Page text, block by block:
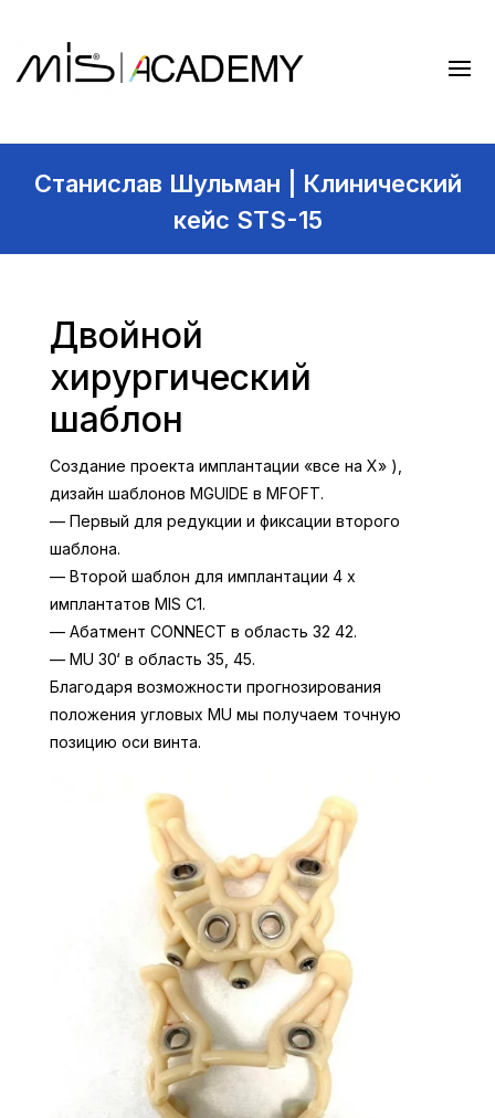
Станислав Шульман | Клинический
кейс STS-15
Двойной
хирургический
шаблон
Создание проекта имплантации «все на Х» ),
дизайн шаблонов MGUIDE в MFOFT.
— Первый для редукции и фиксации второго
шаблона.
— Второй шаблон для имплантации 4 х
имплантатов MIS C1.
— Абатмент CONNECT в область 32 42.
— MU 30‘ в область 35, 45.
Благодаря возможности прогнозирования
положения угловых MU мы получаем точную
позицию оси винта.